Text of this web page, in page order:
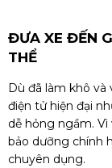
ĐƯA XE ĐẾN
THỂ
Dù đã làm khô
điện tử hiện đại
dễ hỏng ngầm. Vì
bảo dưỡng chính
chuyên dụng.